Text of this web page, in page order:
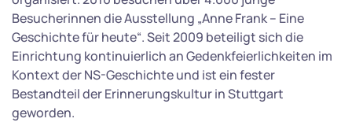
Besucherinnen die Ausstellung „Anne Frank – Eine
Geschichte für heute“. Seit 2009 beteiligt sich die
Einrichtung kontinuierlich an Gedenkfeierlichkeiten im
Kontext der NS-Geschichte und ist ein fester
Bestandteil der Erinnerungskultur in Stuttgart
geworden.